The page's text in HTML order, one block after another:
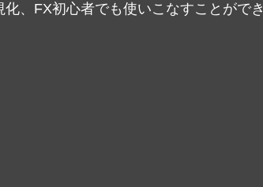
、FX初心者でも使いこなすことができ